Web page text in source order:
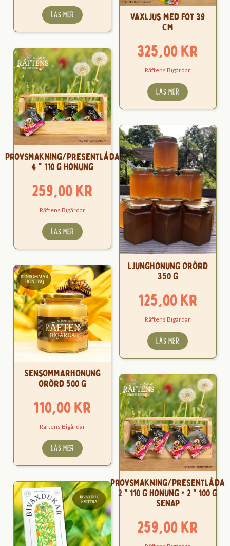
LÄS MER
Vaxljus med fot 39
cm
325,00kr
Räftens Bigårdar
LÄS MER
Provsmakning/Presentlåda
4 * 110 g Honung
259,00kr
Räftens Bigårdar
LÄS MER
Ljunghonung Orörd
350 g
125,00kr
Räftens Bigårdar
LÄS MER
Sensommarhonung
Orörd 500 g
110,00kr
Räftens Bigårdar
LÄS MER
Provsmakning/Presentlåda
2 * 110 g Honung + 2 * 100 g
Senap
259,00kr